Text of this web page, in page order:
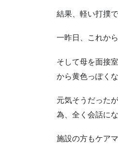
結果、軽い打撲
一昨日、これか
そして母を面接
から黄色っぽく
元気そうだった
為、全く会話に
施設の方もケア